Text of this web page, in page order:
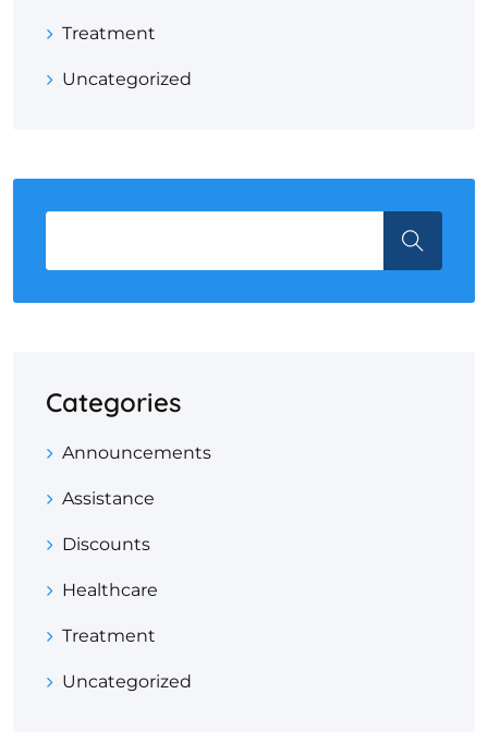
Treatment
Uncategorized
Categories
Announcements
Assistance
Discounts
Healthcare
Treatment
Uncategorized